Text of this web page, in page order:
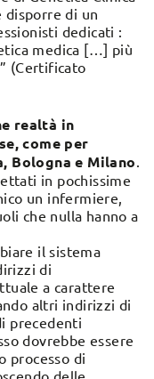
disporre di un
dedicati :
medica […] più
(Certificato
realtà in
come per
Bologna e Milano.
in pochissime
un infermiere,
che nulla hanno a
il sistema
di
a carattere
altri indirizzi di
precedenti
dovrebbe essere
processo di